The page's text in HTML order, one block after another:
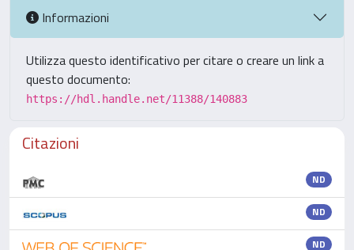
Informazioni
Utilizza questo identificativo per citare o creare un link a
questo documento:
https://hdl.handle.net/11388/140883
Citazioni
ND
ND
ND